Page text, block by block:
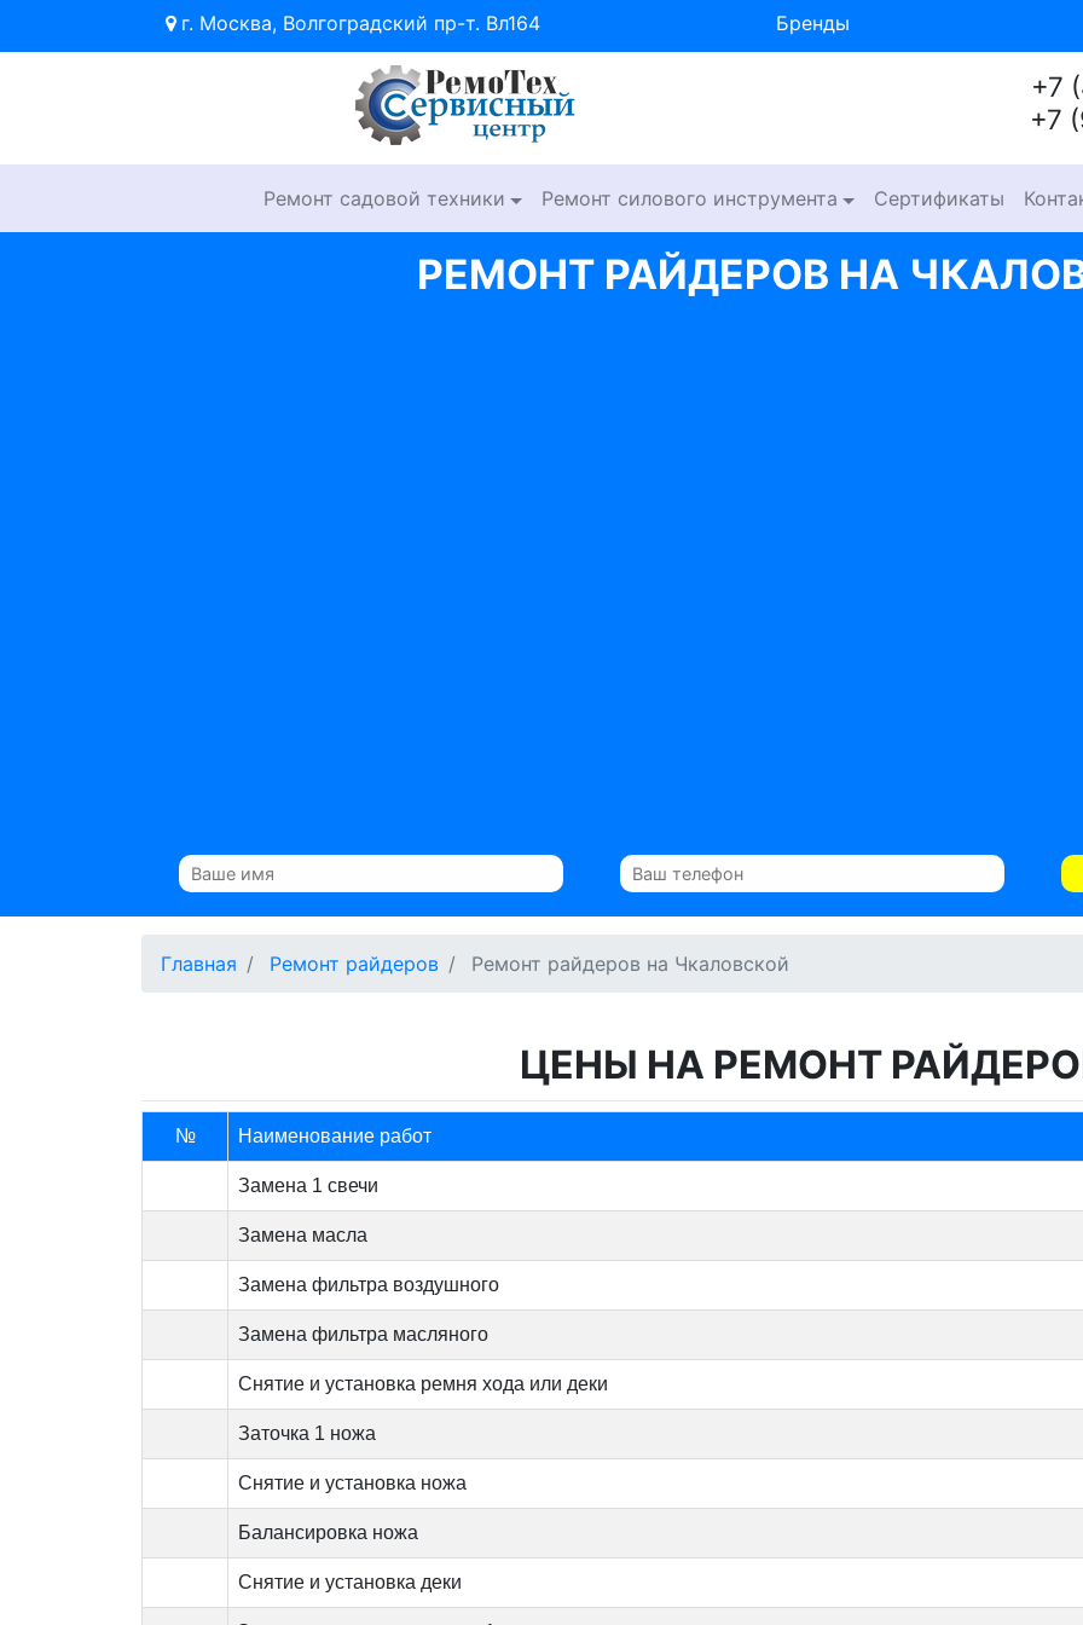
г. Москва, Волгоградский пр-т. Вл164 Бренды
+7
+7
Ремонт садовой техники Ремонт силового инструмента Сертификаты
РЕМОНТ РАЙДЕРОВ НА
Главная Ремонт райдеров Ремонт райдеров на Чкаловской
ЦЕНЫ НА РЕМОНТ
№ Наименование работ
Замена 1 свечи
Замена масла
Замена фильтра воздушного
Замена фильтра масляного
Снятие и установка ремня хода или деки
Заточка 1 ножа
Снятие и установка ножа
Балансировка ножа
Снятие и установка деки